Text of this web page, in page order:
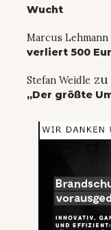
Wucht
Marcus Lehmann
verliert 500
Stefan Weidle zu
„Der größte